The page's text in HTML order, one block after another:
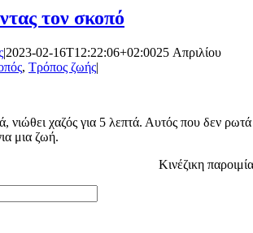
τον σκοπό
|2023-02-16T12:22:06+02:0025 Απριλίου
, Τρόπος ζωής|
νιώθει χαζός για 5 λεπτά. Αυτός που δεν ρωτά
μια ζωή.
Κινέζικη παροιμία